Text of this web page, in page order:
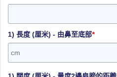
1) 長度 (厘米) - 由鼻至底部*